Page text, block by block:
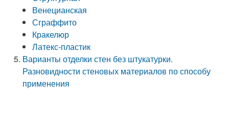
Венецианская
Сграффито
Кракелюр
Латекс-пластик
Варианты отделки стен без штукатурки.
Разновидности стеновых материалов по способу
применения